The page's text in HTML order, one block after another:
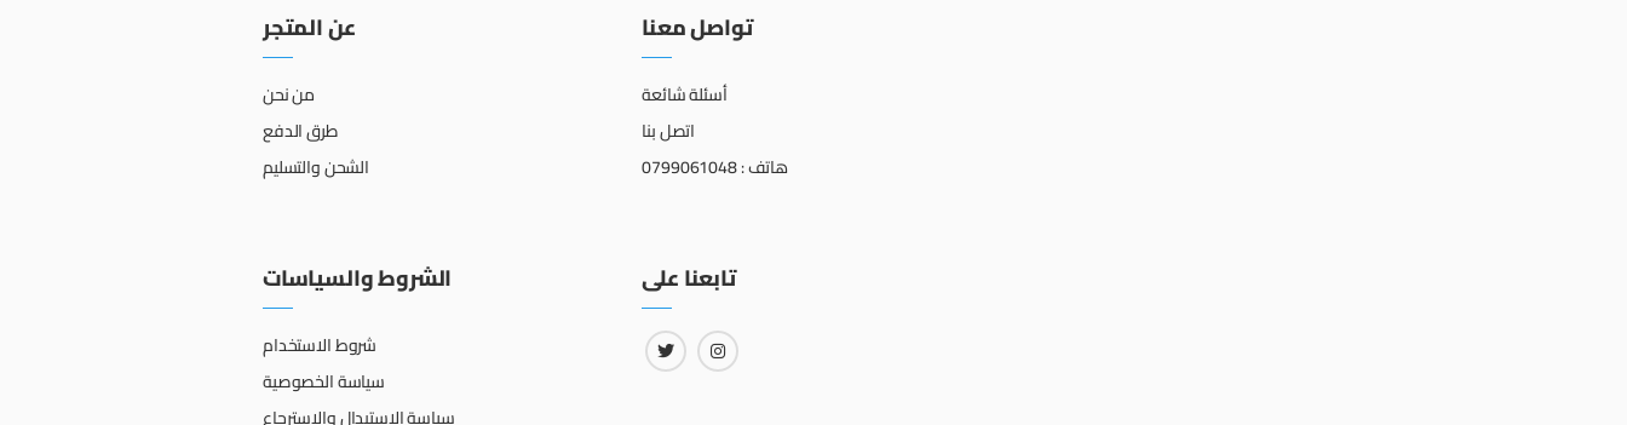
عن المتجر
من نحن
طرق الدفع
الشحن والتسليم
الشروط والسياسات
شروط الاستخدام
سياسة الخصوصية
سياسة الإستبدال والإسترجاع
تواصل معنا
أسئلة شائعة
اتصل بنا
هاتف : 0799061048
تابعنا على